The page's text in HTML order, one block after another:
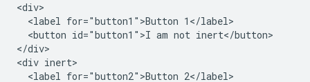
<div>
  <label for="button1">Button 1</label>
  <button id="button1">I am not inert</button>
</div>
<div inert>
  <label for="button2">Button 2</label>